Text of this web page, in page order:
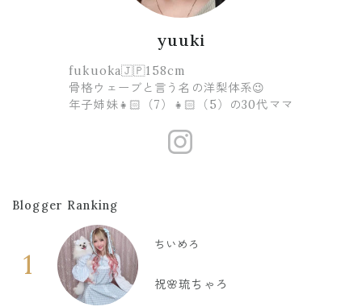
yuuki
fukuoka🇯🇵158cm
骨格ウェーブと言う名の洋梨体系😉
年子姉妹👧🏻（7）👧🏻（5）の30代ママ
Blogger Ranking
1
ちいめろ
祝🌸琉ちゃろ